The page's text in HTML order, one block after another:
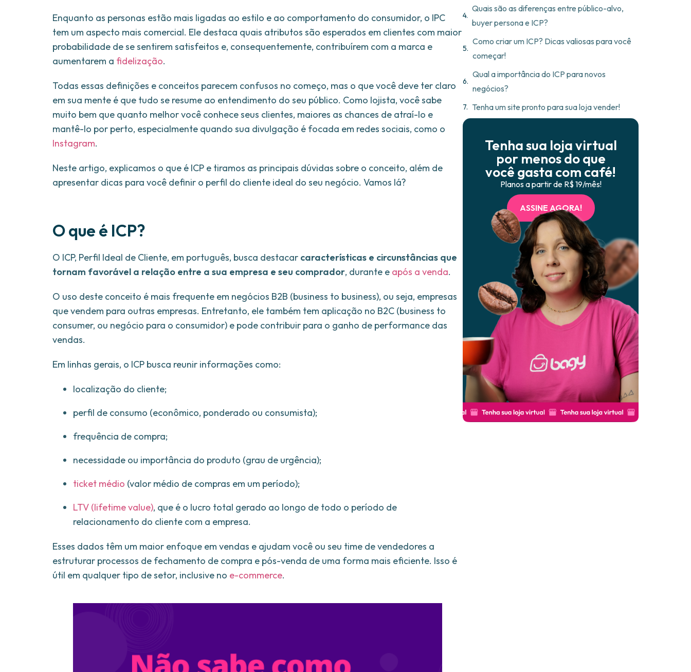
Enquanto as personas estão mais ligadas ao estilo e ao comportamento do consumidor, o IPC
tem um aspecto mais comercial. Ele destaca quais atributos são esperados em clientes com maior
probabilidade de se sentirem satisfeitos e, consequentemente, contribuírem com a marca e
aumentarem a fidelização.
Todas essas definições e conceitos parecem confusos no começo, mas o que você deve ter claro
em sua mente é que tudo se resume ao entendimento do seu público. Como lojista, você sabe
muito bem que quanto melhor você conhece seus clientes, maiores as chances de atraí-lo e
mantê-lo por perto, especialmente quando sua divulgação é focada em redes sociais, como o
Instagram.
Neste artigo, explicamos o que é ICP e tiramos as principais dúvidas sobre o conceito, além de
apresentar dicas para você definir o perfil do cliente ideal do seu negócio. Vamos lá?
O que é ICP?
O ICP, Perfil Ideal de Cliente, em português, busca destacar características e circunstâncias que
tornam favorável a relação entre a sua empresa e seu comprador, durante e após a venda.
O uso deste conceito é mais frequente em negócios B2B (business to business), ou seja, empresas
que vendem para outras empresas. Entretanto, ele também tem aplicação no B2C (business to
consumer, ou negócio para o consumidor) e pode contribuir para o ganho de performance das
vendas.
Em linhas gerais, o ICP busca reunir informações como:
localização do cliente;
perfil de consumo (econômico, ponderado ou consumista);
frequência de compra;
necessidade ou importância do produto (grau de urgência);
ticket médio (valor médio de compras em um período);
LTV (lifetime value), que é o lucro total gerado ao longo de todo o período de
relacionamento do cliente com a empresa.
Esses dados têm um maior enfoque em vendas e ajudam você ou seu time de vendedores a
estruturar processos de fechamento de compra e pós-venda de uma forma mais eficiente. Isso é
útil em qualquer tipo de setor, inclusive no e-commerce.
Quais são as diferenças entre público-alvo,
buyer persona e ICP?
Como criar um ICP? Dicas valiosas para você
começar!
Qual a importância do ICP para novos
negócios?
Tenha um site pronto para sua loja vender!
Tenha sua loja virtual
por menos do que
você gasta com café!
Planos a partir de R$ 19/mês!
ASSINE AGORA!